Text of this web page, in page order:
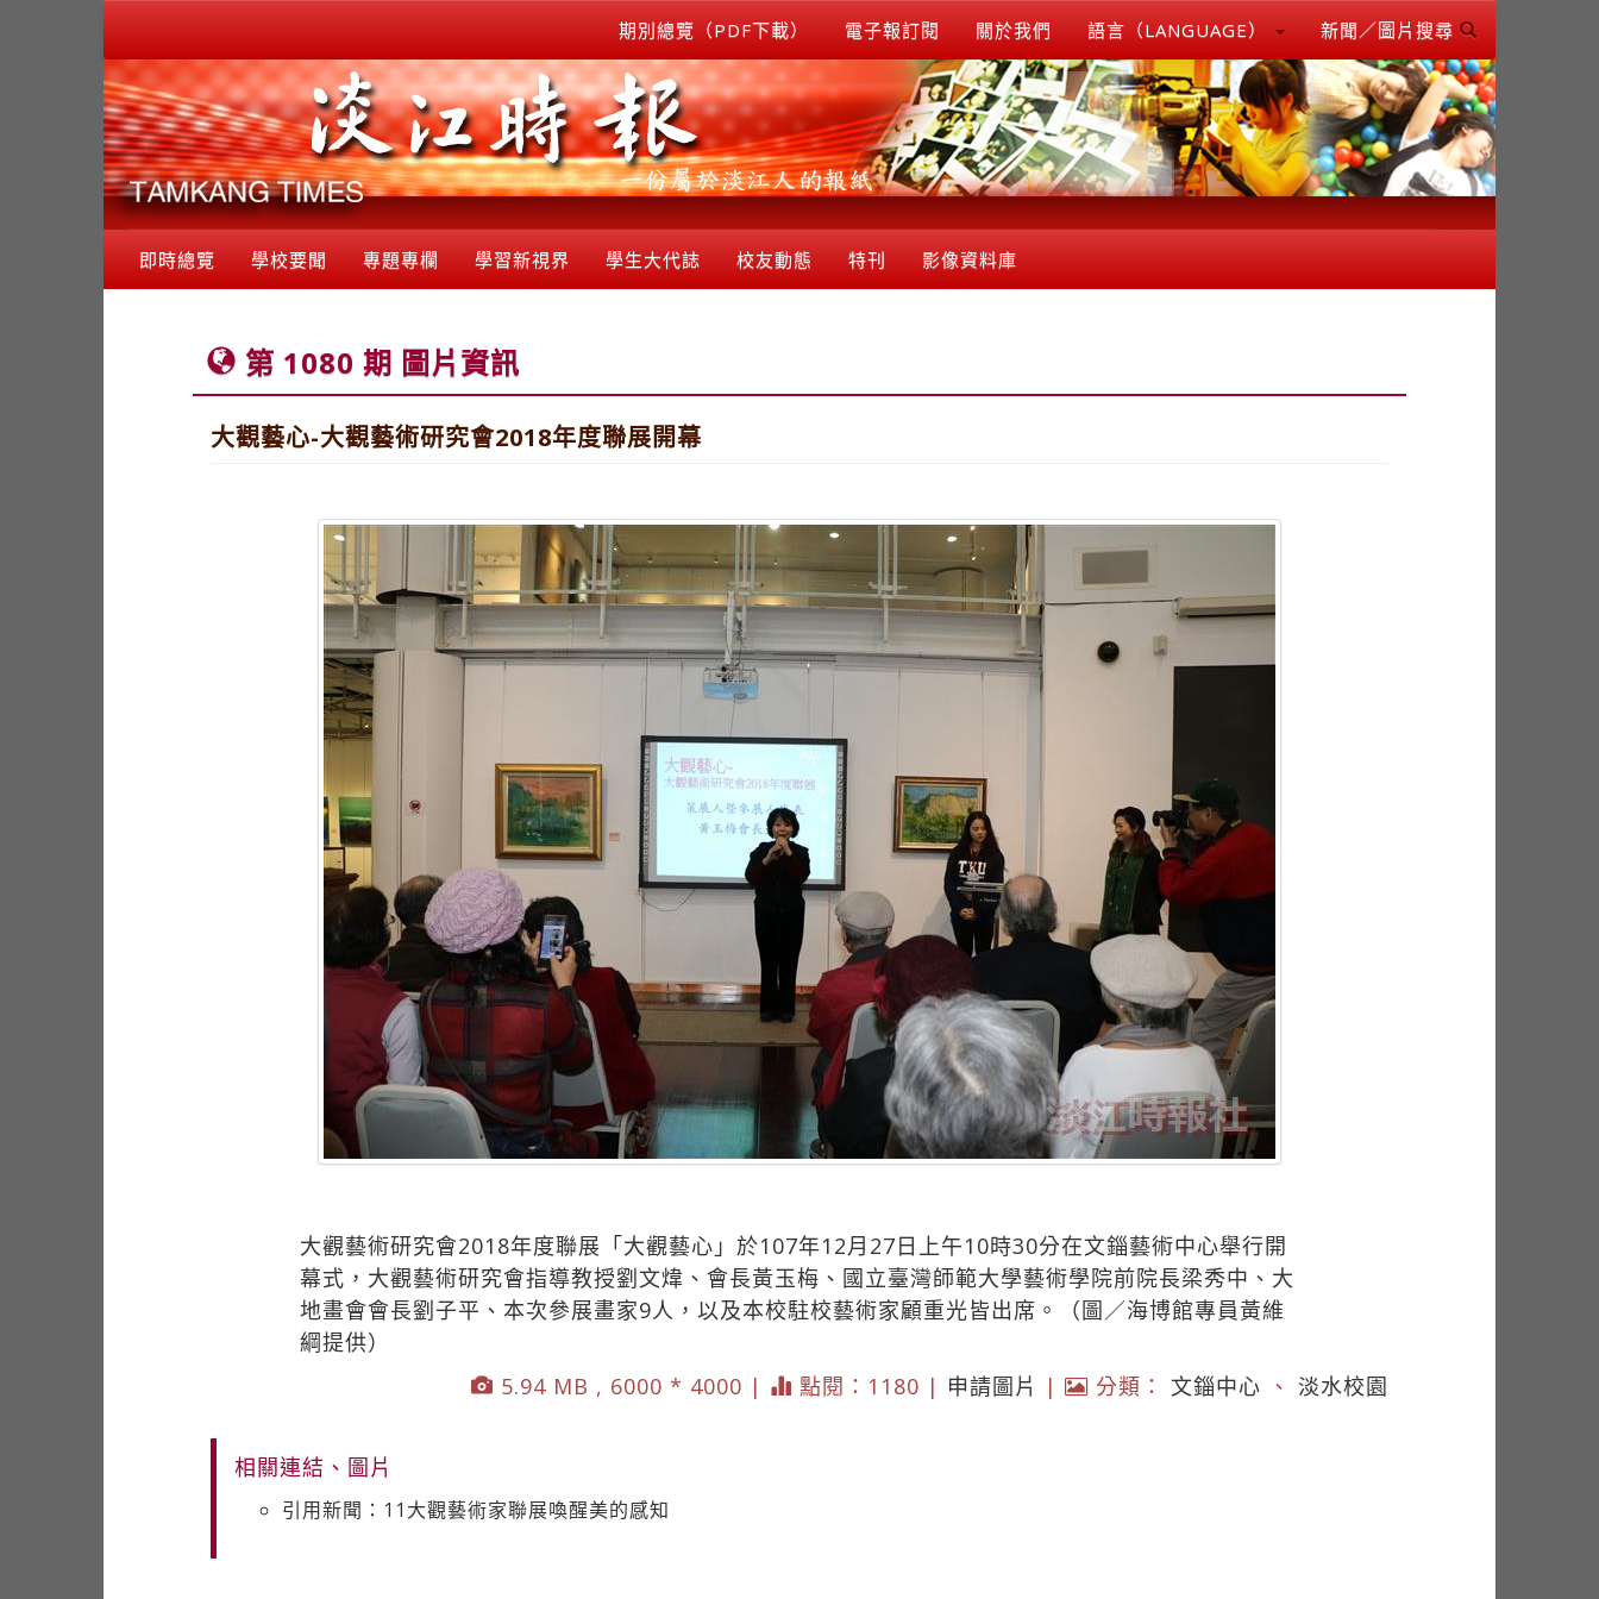
期別總覽（PDF下載） 電子報訂閱 關於我們 語言（LANGUAGE） 新聞／圖片搜尋
即時總覽 學校要聞 專題專欄 學習新視界 學生大代誌 校友動態 特刊 影像資料庫
第 1080 期 圖片資訊
大觀藝心-大觀藝術研究會2018年度聯展開幕
大觀藝術研究會2018年度聯展「大觀藝心」於107年12月27日上午10時30分在文錙藝術中心舉行開
幕式，大觀藝術研究會指導教授劉文煒、會長黃玉梅、國立臺灣師範大學藝術學院前院長梁秀中、大
地畫會會長劉子平、本次參展畫家9人，以及本校駐校藝術家顧重光皆出席。（圖／海博館專員黃維
綱提供）
5.94 MB , 6000 * 4000 |
點閱：1180 | 申請圖片 | 分類： 文錙中心 、 淡水校園
相關連結、圖片
引用新聞：11大觀藝術家聯展喚醒美的感知